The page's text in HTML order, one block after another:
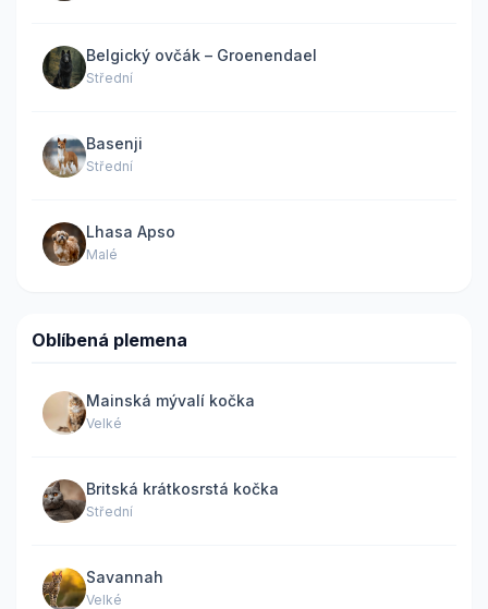
Belgický ovčák – Groenendael
Střední
Basenji
Střední
Lhasa Apso
Malé
Oblíbená plemena
Mainská mývalí kočka
Velké
Britská krátkosrstá kočka
Střední
Savannah
Velké